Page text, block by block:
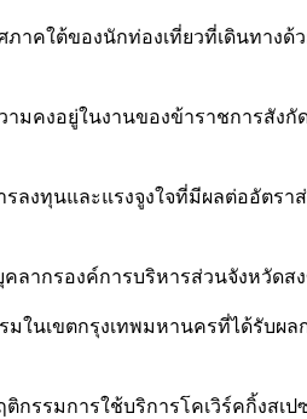
าคใต้ของนักท่องเที่ยวที่เดินทา
ามคงอยู่ในงานของข้าราชการ
งทุนและแรงจูงใจที่มีผลต่ออัตร
ลากรองค์การบริหารส่วนจังหวั
มในเขตกรุงเทพมหานครที่ได้รั
กรรมการใช้บริการโคเวิร์คกิ้ง